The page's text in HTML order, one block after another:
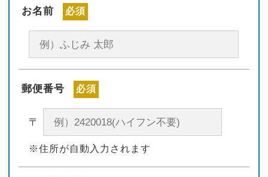
お名前 必須
郵便番号 必須
〒
※住所が自動入力されます